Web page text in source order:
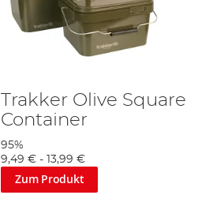
Trakker Olive Square
Container
95%
9,49 € -13,99 €
Zum Produkt